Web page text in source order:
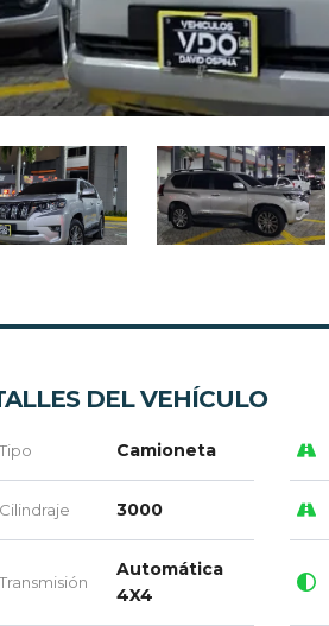
DEL VEHÍCULO
Tipo Camioneta
Cilindraje 3000
Transmisión
Automática
4X4